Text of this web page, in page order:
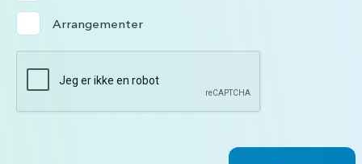
Arrangementer